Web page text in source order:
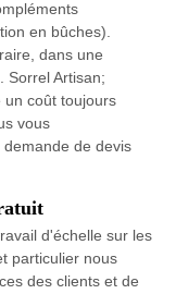
en bûches).
dans une
Sorrel Artisan;
un coût toujours
vous
de devis
d'échelle sur les
particulier nous
des clients et de